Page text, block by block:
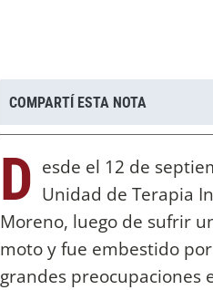
COMPARTÍ ESTA NOTA
D esde el 12 de
Unidad de Terapia
Moreno, luego de sufrir
moto y fue embestido
grandes preocupaciones